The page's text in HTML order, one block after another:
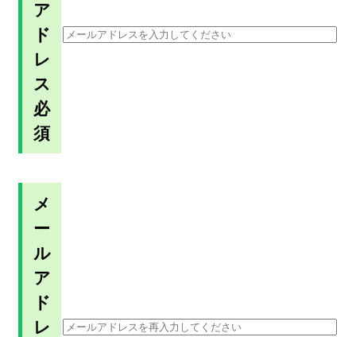
ア
ド
レ
ス
必
須
メ
ー
ル
ア
ド
レ